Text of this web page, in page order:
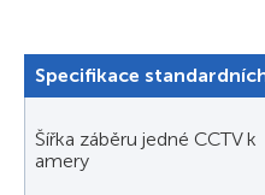
Specifikace
Šířka záběru jedné CCTV k
amery